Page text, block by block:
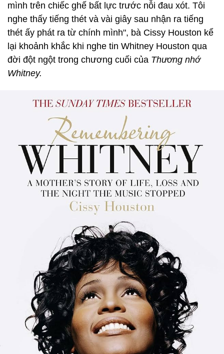
mình trên chiếc ghế bất lực trước nỗi đau xót. Tôi
nghe thấy tiếng thét và vài giây sau nhận ra tiếng
thét ấy phát ra từ chính mình", bà Cissy Houston kể
lại khoảnh khắc khi nghe tin Whitney Houston qua
đời đột ngột trong chương cuối của Thương nhớ
Whitney.